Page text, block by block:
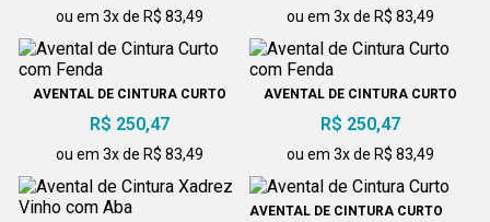
ou em 3x de R$ 83,49 ou em 3x de R$ 83,49
AVENTAL DE CINTURA CURTO
COM FENDA
R$ 250,47
ou em 3x de R$ 83,49
AVENTAL DE CINTURA CURTO
COM FENDA
R$ 250,47
ou em 3x de R$ 83,49
AVENTAL DE CINTURA CURTO